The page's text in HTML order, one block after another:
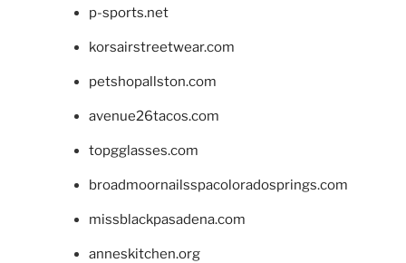
p-sports.net
korsairstreetwear.com
petshopallston.com
avenue26tacos.com
topgglasses.com
broadmoornailsspacoloradosprings.com
missblackpasadena.com
anneskitchen.org